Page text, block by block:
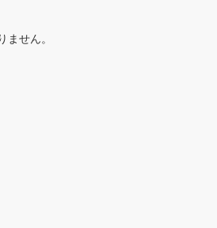
せん。